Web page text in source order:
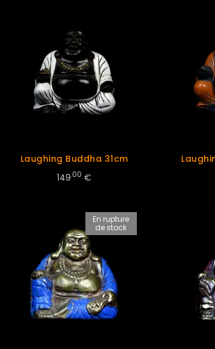
Laughing Buddha 31cm
149.00 €
En rupture
de stock